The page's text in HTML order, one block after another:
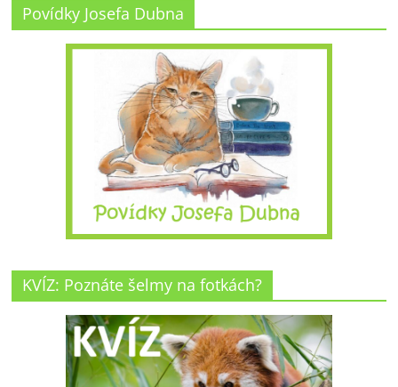
Povídky Josefa Dubna
KVÍZ: Poznáte šelmy na fotkách?